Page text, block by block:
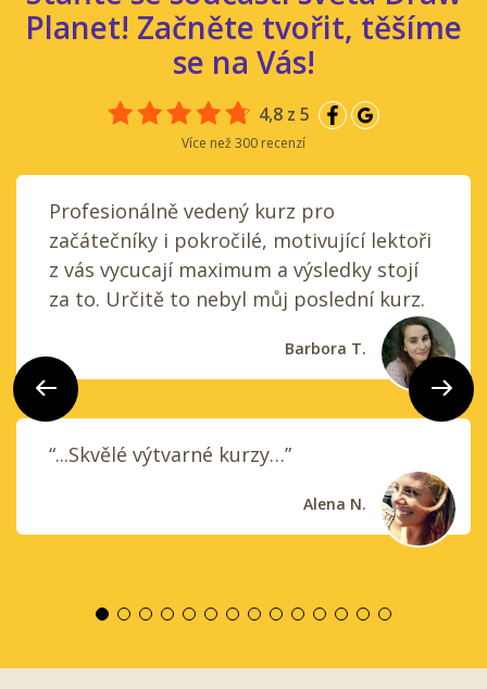
Planet! Začněte tvořit, těšíme
se na Vás!
4,8 z 5
Více než 300 recenzí
Předchozí Další
Profesionálně vedený kurz pro
začátečníky i pokročilé, motivující lektoři
z vás vycucají maximum a výsledky stojí
za to. Určitě to nebyl můj poslední kurz.
Barbora T.
“...Skvělé výtvarné kurzy…”
Alena N.